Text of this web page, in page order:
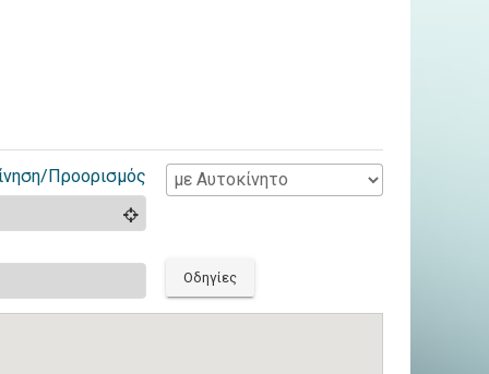
Προορισμός
Οδηγίες